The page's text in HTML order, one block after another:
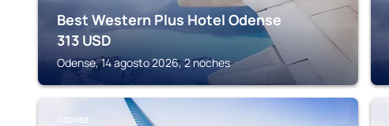
Best Western Plus Hotel Odense
313 USD
Odense, 14 agosto 2026, 2 noches
ODENSE